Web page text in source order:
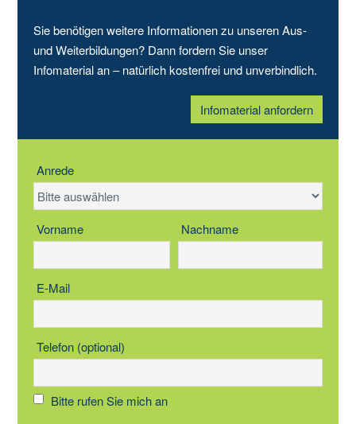
Sie benötigen weitere Informationen zu unseren Aus-
und Weiterbildungen? Dann fordern Sie unser
Infomaterial an – natürlich kostenfrei und unverbindlich.
Infomaterial anfordern
Anrede
Vorname Nachname
E-Mail
Telefon (optional)
Bitte rufen Sie mich an